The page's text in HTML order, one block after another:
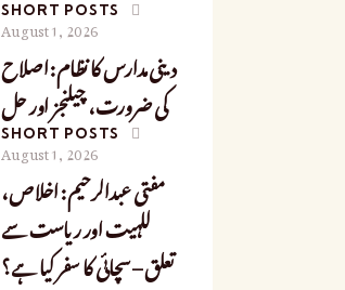
SHORT POSTS
August 1, 2026
دینی مدارس کا نظام: اصلاح
کی ضرورت، چیلنجز اور حل
SHORT POSTS
August 1, 2026
مفتی عبدالرحیم: اخلاص،
للہیت اور ریاست سے
تعلق – سچائی کا سفر کیا ہے؟